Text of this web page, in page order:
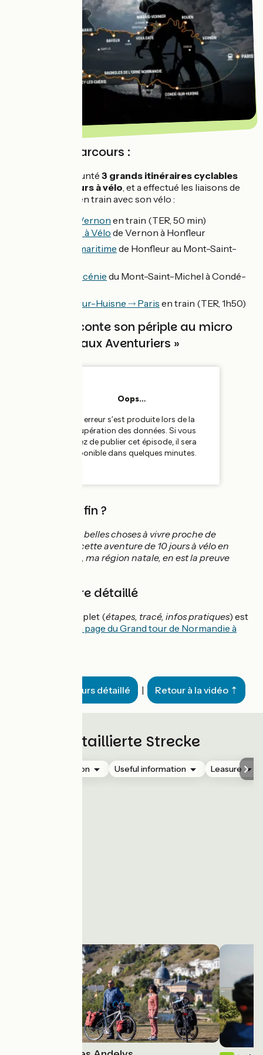
Détails du parcours :
Matthieu a emprunté 3 grands itinéraires cyclables
10 jours à vélo, et a effectué les liaisons de
départ / arrivée en train avec son vélo :
Paris ⤑ Vernon en train (TER, 50 min)
La Seine à Vélo de Vernon à Honfleur
La Vélomaritime de Honfleur au Mont-Saint-
La Véloscénie du Mont-Saint-Michel à Condé-
Condé-sur-Huisne ⤑ Paris en train (TER, 1h50)
Matthieu raconte son périple au micro
des « Nouveaux Aventuriers »
Le mot de la fin ?
Il y a de très belles choses à vivre proche de
chez soi et cette aventure de 10 jours à vélo en
Normandie, ma région natale, en est la preuve
Voir l'itinéraire détaillé
Le parcours complet (étapes, tracé, infos pratiques) est
la page du Grand tour de Normandie à
Voir le parcours détaillé | Retour à la vidéo ⇡
Detaillierte Strecke
Accommodation Useful information Leasure